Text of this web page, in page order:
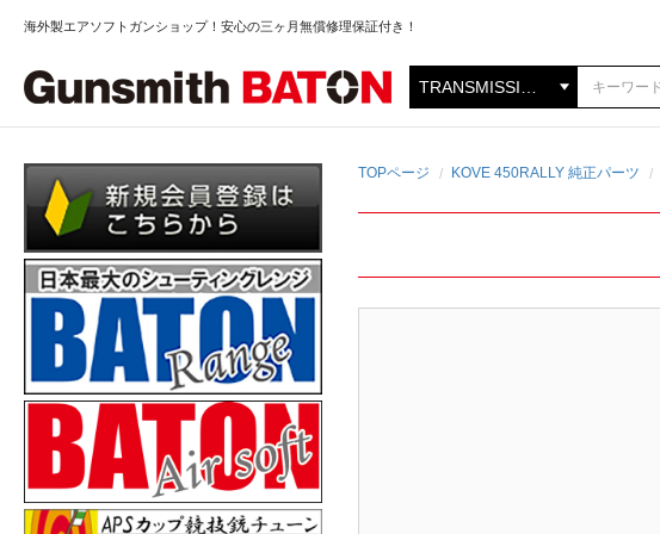
海外製エアソフトガンショップ！安心の三ヶ月無償修理保証付き！
TOPページ KOVE 450RALLY 純正パーツ